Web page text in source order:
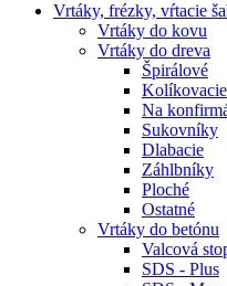
Vrtáky, frézky, vŕtacie
Vrtáky do kovu
Vrtáky do dreva
Špirálové
Kolíkovacie
Na
Sukovníky
Dlabacie
Záhlbníky
Ploché
Ostatné
Vrtáky do betónu
Valcová
SDS - Plus